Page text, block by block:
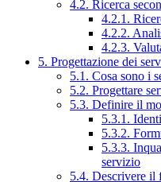
4.2. Ricerca
4.2.1.
4.2.2.
4.2.3.
5. Progettazione dei
5.1. Cosa sono i
5.2. Progettare
5.3. Definire il
5.3.1.
5.3.2.
5.3.3.
servizio
5.4. Descrivere il